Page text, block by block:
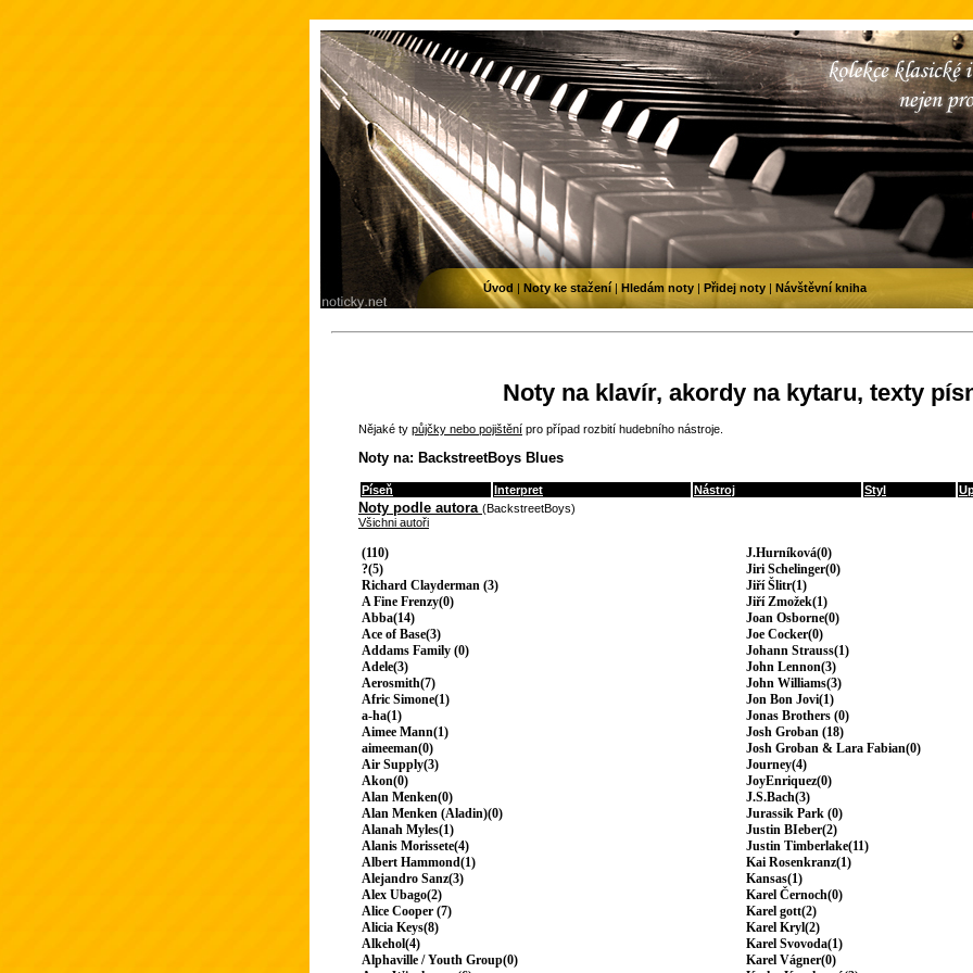
Noty na klavír, akordy na kytaru, texty
Nějaké ty půjčky nebo pojištění pro případ rozbití hudebního nástroje.
Noty na: BackstreetBoys Blues
Píseň Interpret Nástroj Styl
Noty podle autora (BackstreetBoys)
Všichni autoři
(110)
?(5)
Richard Clayderman (3)
A Fine Frenzy(0)
Abba(14)
Ace of Base(3)
Addams Family (0)
Adele(3)
Aerosmith(7)
Afric Simone(1)
a-ha(1)
Aimee Mann(1)
aimeeman(0)
Air Supply(3)
Akon(0)
Alan Menken(0)
Alan Menken (Aladin)(0)
Alanah Myles(1)
Alanis Morissete(4)
Albert Hammond(1)
Alejandro Sanz(3)
Alex Ubago(2)
Alice Cooper (7)
Alicia Keys(8)
Alkehol(4)
Alphaville / Youth Group(0)
J.Hurníková(0)
Jiri Schelinger(0)
Jiří Šlitr(1)
Jiří Zmožek(1)
Joan Osborne(0)
Joe Cocker(0)
Johann Strauss(1)
John Lennon(3)
John Williams(3)
Jon Bon Jovi(1)
Jonas Brothers (0)
Josh Groban (18)
Josh Groban & Lara Fabian(0)
Journey(4)
JoyEnriquez(0)
J.S.Bach(3)
Jurassik Park (0)
Justin BIeber(2)
Justin Timberlake(11)
Kai Rosenkranz(1)
Kansas(1)
Karel Černoch(0)
Karel gott(2)
Karel Kryl(2)
Karel Svovoda(1)
Karel Vágner(0)
Úvod | Noty ke stažení| Hledám noty | Přidej noty | Návštěvní kniha